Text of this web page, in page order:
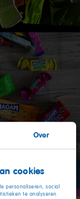
Over
cookies
personaliseren, social
te analyseren.